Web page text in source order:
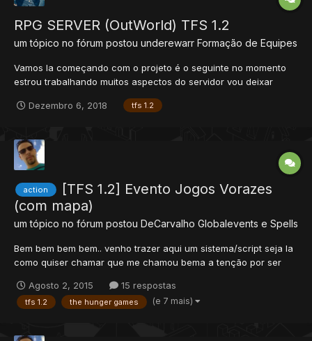
RPG SERVER (OutWorld) TFS 1.2
um tópico no fórum postou underewarr Formação de Equipes
Vamos la começando com o projeto é o seguinte no momento
estrou trabalhando muitos aspectos do servidor vou deixar
implementado em todo o servidor, o servidor sera baseado em
Dezembro 6, 2018 tfs 1.2
action
[TFS 1.2] Evento Jogos Vorazes
(com mapa)
um tópico no fórum postou DeCarvalho Globalevents e Spells
Bem bem bem bem.. venho trazer aqui um sistema/script seja la
como quiser chamar que me chamou bema a tenção por ser
repostar).. inicialmente havia sido feito para 0.4, inspirado num
mini game para mc mas com a tendência de mudança e p...
Agosto 2, 2015 15 respostas
tfs 1.2 the hunger games (e 7 mais)